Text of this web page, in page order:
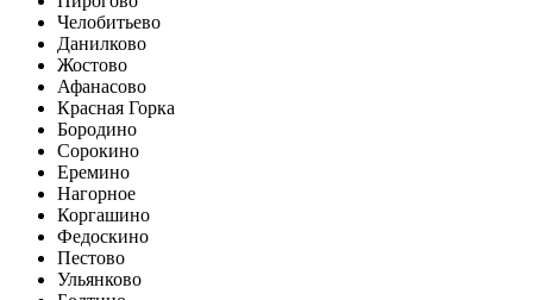
Челобитьево
Данилково
Жостово
Афанасово
Красная Горка
Бородино
Сорокино
Еремино
Нагорное
Коргашино
Федоскино
Пестово
Ульянково